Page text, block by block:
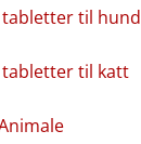
tabletter til hund
tabletter til katt